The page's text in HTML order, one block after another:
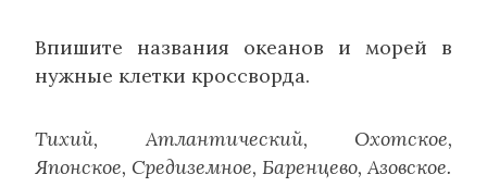
Впишите названия океанов и морей в
нужные клетки кроссворда.
Тихий, Атлантический, Охотское,
Японское, Средиземное, Баренцево, Азовское.